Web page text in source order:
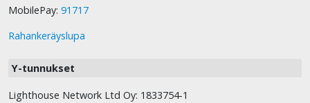
MobilePay: 91717
Rahankeräyslupa
Y-tunnukset
Lighthouse Network Ltd Oy: 1833754-1